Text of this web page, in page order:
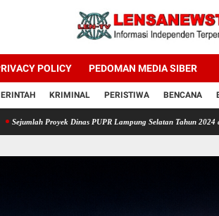
POLICY PEDOMAN MEDIA SIBER
KRIMINAL PERISTIWA BENCANA
Dinas PUPR Lampung Selatan Tahun 2024 dan 2026